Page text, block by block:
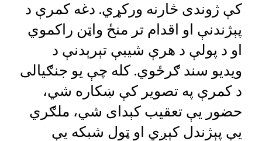
کې ژوندی څارنه ورکړي. دغه کمرې د
پېژندنې او اقدام تر منځ واټن راکموي
او د پولې د هرې شیبې تېرېدنې د
ویدیو سند ګرځوي. کله چې یو جنګیالی
د کمرې په تصویر کې ښکاره شي،
حضور یې تعقیب کېدای شي، ملګري
یې پېژندل کېږي او ټول شبکه یې